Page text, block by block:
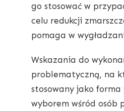
go stosować w
celu redukcji
pomaga w
Wskazania do
problematyczną, na
stosowany jako
wyborem wśród osób